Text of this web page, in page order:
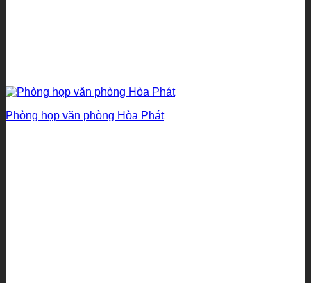
Phòng họp văn phòng Hòa Phát